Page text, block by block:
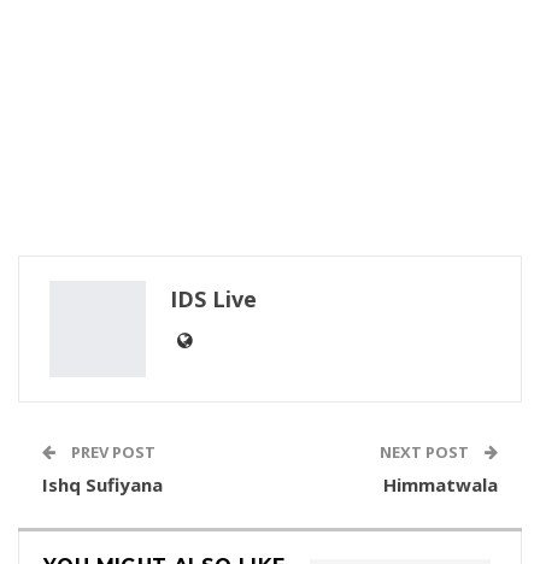
IDS Live
PREV POST
Ishq Sufiyana
NEXT POST
Himmatwala